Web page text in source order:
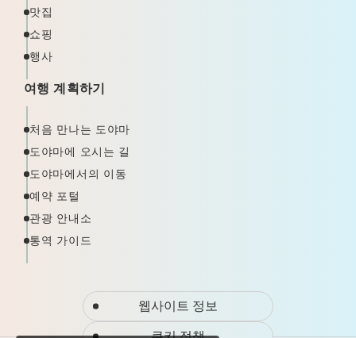
맛집
쇼핑
행사
여행 계획하기
처음 만나는 도야마
도야마에 오시는 길
도야마에서의 이동
예약 포털
관광 안내소
통역 가이드
웹사이트 정보